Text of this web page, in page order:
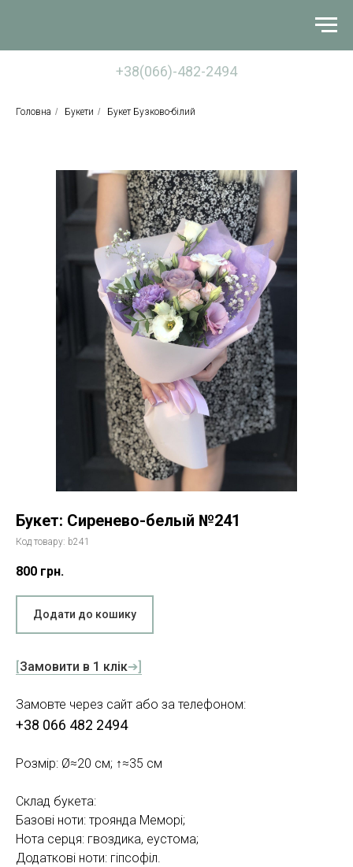
+38(066)-482-2494
Головна / Букети / Букет Бузково-білий
Букет: Сиренево-белый №241
Код товару: b241
800 грн.
Додати до кошику
Замовити в 1 клік➔]
Замовте через сайт або за телефоном:
+38 066 482 2494
Розмір: Ø≈20 см; ↑≈35 см
Склад букета:
Базові ноти: троянда Меморі;
Нота серця: гвоздика, еустома;
Додаткові ноти: гіпсофіл.